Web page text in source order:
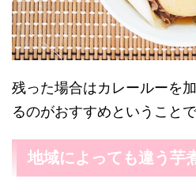
残った場合はカレールーを
るのがおすすめということで
地域によっても違う芋